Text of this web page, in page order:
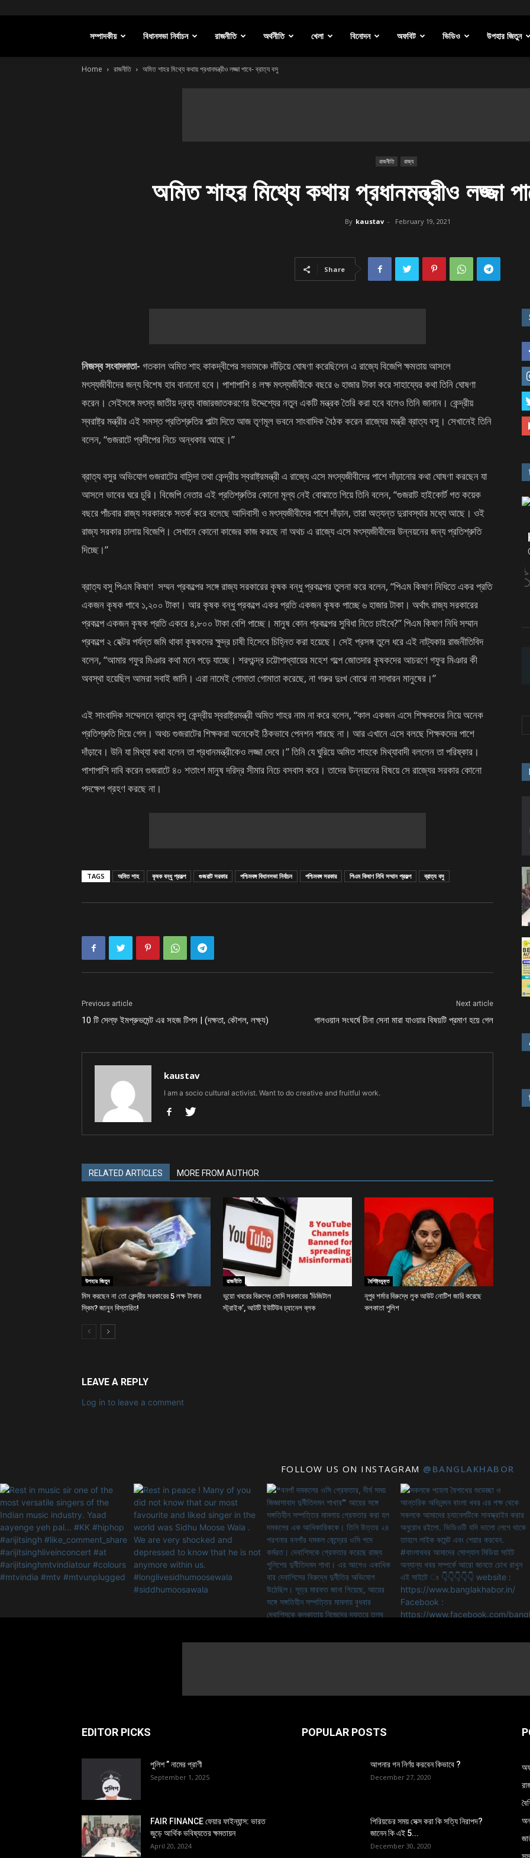
সম্পাদকীয় বিধানসভা নির্বাচন রাজনীতি অর্থনীতি খেলা বিনোদন অফবিট ভিডিও উপহার জিতুন
Home রাজনীতি অমিত শাহর মিথ্যে কথায় প্রধানমন্ত্রীও লজ্জা পাবে- ব্রাত্য বসু
রাজনীতি রাজ্য
অমিত শাহর মিথ্যে কথায় প্রধানমন্ত্রীও লজ্জা
By kaustav - February 19, 2021
Share
নিজস্ব সংবাদদাতা- গতকাল অমিত শাহ কাকদ্বীপের সভামঞ্চে দাঁড়িয়ে ঘোষণা করেছিলেন এ রাজ্যে বিজেপি ক্ষমতায় আসলে
মৎস্যজীবীদের জন্য বিশেষ হাব বানানো হবে। পাশাপাশি ৪ লক্ষ মৎস্যজীবীকে বছরে ৬ হাজার টাকা করে সাহায্যের কথা তিনি ঘোষণা
করেন। সেইসঙ্গে মৎস্য জাতীয় দ্রব্য বাজারজাতকরণের উদ্দেশ্যের নতুন একটি মন্ত্রক তৈরি করা হবে বলেও তিনি জানান। কেন্দ্রীয়
স্বরাষ্ট্র মন্ত্রীর এই সমস্ত প্রতিশ্রুতির পাল্টা দিতে আজ তৃণমূল ভবনে সাংবাদিক বৈঠক করেন রাজ্যের মন্ত্রী ব্রাত্য বসু। সেখানেই তিনি
বলেন, “গুজরাটে প্রদীপের নিচে অন্ধকার আছে।”
ব্রাত্য বসুর অভিযোগ গুজরাটের বাসিন্দা তথা কেন্দ্রীয় স্বরাষ্ট্রমন্ত্রী এ রাজ্যে এসে মৎস্যজীবীদের পাশে দাঁড়ানোর কথা ঘোষণা করছেন যা
আসলে ভাবের ঘরে চুরি। বিজেপি নেতার এই প্রতিশ্রুতির কোনো মূল্য নেই বোঝাতে গিয়ে তিনি বলেন, “গুজরাট হাইকোর্ট গত কয়েক
বছরে পাঁচবার রাজ্য সরকারকে সতর্ক করে বলেছে আদিবাসী ও মৎস্যজীবীদের পাশে দাঁড়ান, তারা অত্যন্ত দুরাবস্থার মধ্যে আছে। ওই
রাজ্য সরকার চালায় বিজেপি। সেখানে কোনো কাজের কাজ করছে না অথচ এ রাজ্যে এসে মৎস্যজীবীদের উন্নয়নের জন্য প্রতিশ্রুতি
দিচ্ছে।”
ব্রাত্য বসু পিএম কিষাণ সম্মন প্রকল্পের সঙ্গে রাজ্য সরকারের কৃষক বন্ধু প্রকল্পের তুলনা করে বলেন, “পিএম কিষাণ নিধিতে একর প্রতি
একজন কৃষক পাবে ১,২০০ টাকা। আর কৃষক বন্ধু প্রকল্পে একর প্রতি একজন কৃষক পাচ্ছে ৬ হাজার টাকা। অর্থাৎ রাজ্য সরকারের
প্রকল্পে একজন কৃষক প্রতি একরে ৪,৮০০ টাকা বেশি পাচ্ছে। মানুষ কোন প্রকল্পের সুবিধা নিতে চাইবে?” পিএম কিষাণ নিধি সম্মান
প্রকল্পে ২ হেক্টর পর্যন্ত জমি থাকা কৃষকদের ক্ষুদ্র চাষী হিসেবে চিহ্নিত করা হয়েছে। সেই প্রসঙ্গ তুলে ধরে এই নাট্যকার রাজনীতিবিদ
বলেন, “আমার গফুর মিঞার কথা মনে পড়ে যাচ্ছে। শরৎচন্দ্র চট্টোপাধ্যায়ের মহেশ গল্পে জোতদার কৃষকদের আচরণে গফুর মিঞার কী
অবস্থা হয়েছিল আমরা সবাই জানি। এরা নামেই গোমাতা গোমাতা করেছে, না গরুর দুঃখ বোঝে না সাধারন মানুষের।”
এই সাংবাদিক সম্মেলনে ব্রাত্য বসু কেন্দ্রীয় স্বরাষ্ট্রমন্ত্রী অমিত শাহর নাম না করে বলেন, “কাল একজন এসে শিক্ষকদের নিয়ে অনেক
প্রতিশ্রুতি দিয়ে গেল। অথচ গুজরাটের শিক্ষকরা অনেকেই ঠিকভাবে পেনশন পারছে না। আর এখানে এসে বলছে শিক্ষকদের পাশে
দাঁড়াবে। উনি যা মিথ্যা কথা বলেন তা প্রধানমন্ত্রীকেও লজ্জা দেবে।” তিনি যে ঘুরিয়ে অমিত শাহকে মিথ্যাবাদী বললেন তা পরিষ্কার।
পাশাপাশি দাবি করেন গুজরাটে ৪০ শতাংশ মানুষ দরিদ্র সীমার নিচে বসবাস করে। তাদের উন্নয়নের বিষয়ে সে রাজ্যের সরকার কোনো
পদক্ষেপ গ্রহণ করছে না।
TAGS অমিত শাহ কৃষক বন্ধু প্রকল্প গুজরাট সরকার পশ্চিমবঙ্গ বিধানসভা নির্বাচন পশ্চিমবঙ্গ সরকার পিএম কিষাণ নিধি সম্মান প্রকল্প ব্রাত্য বসু
Previous article
10 টি সেল্ফ ইমপ্রুভমেন্ট এর সহজ টিপস | (দক্ষতা, কৌশল, লক্ষ্য)
Next article
গালওয়ান সংঘর্ষে চীনা সেনা মারা যাওয়ার বিষয়টি প্রমাণ হয়ে গেল
kaustav
I am a socio cultural activist. Want to do creative and fruitful work.
RELATED ARTICLES MORE FROM AUTHOR
উপহার জিতুন
মিস করছেন না তো কেন্দ্রীয় সরকারের 5 লক্ষ টাকার
স্কিম? জানুন বিস্তারিত!
রাজনীতি
ভুয়ো খবরের বিরুদ্ধে মোদি সরকারের ‘ডিজিটাল
স্ট্রাইক’, আটটি ইউটিউব চ্যানেল ব্লক
বৈশিষ্ট্যযুক্ত
নূপুর শর্মার বিরুদ্ধে লুক আউট নোটিশ জারি করেছে
কলকাতা পুলিশ
LEAVE A REPLY
Log in to leave a comment
FOLLOW US ON INSTAGRAM @BANGLAKHABOR
EDITOR PICKS
পুলিশ ” নামের প্রাণী
September 1, 2025
FAIR FINANCE ফেয়ার ফাইন্যান্স: ভারত
জুড়ে আর্থিক ভবিষ্যতের ক্ষমতায়ন
April 20, 2024
POPULAR POSTS
আপনার গন নির্ণয় করবেন কিভাবে ?
December 27, 2020
পিরিয়ডের সময় সেক্স করা কি সত্যি নিরাপদ?
জানেন কি এই 5...
December 30, 2020